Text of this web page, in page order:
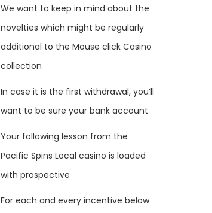
We want to keep in mind about the
novelties which might be regularly
additional to the Mouse click Casino
collection
In case it is the first withdrawal, you’ll
want to be sure your bank account
Your following lesson from the
Pacific Spins Local casino is loaded
with prospective
For each and every incentive below